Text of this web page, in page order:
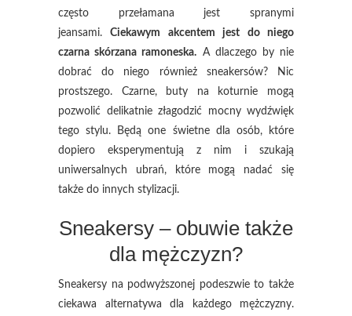
często przełamana jest spranymi
jeansami.Ciekawym akcentem jest do niego
czarna skórzana ramoneska. A dlaczego by nie
dobrać do niego również sneakersów? Nic
prostszego. Czarne, buty na koturnie mogą
pozwolić delikatnie złagodzić mocny wydźwięk
tego stylu. Będą one świetne dla osób, które
dopiero eksperymentują z nim i szukają
uniwersalnych ubrań, które mogą nadać się
także do innych stylizacji.
Sneakersy – obuwie także
dla mężczyzn?
Sneakersy na podwyższonej podeszwie to także
ciekawa alternatywa dla każdego mężczyzny.